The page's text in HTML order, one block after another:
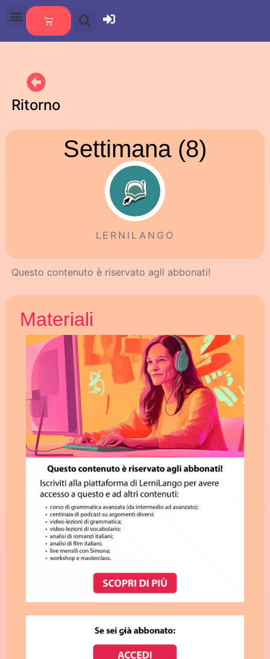
Ritorno
Settimana (8)
LERNILANGO
Questo contenuto è riservato agli abbonati!
Materiali